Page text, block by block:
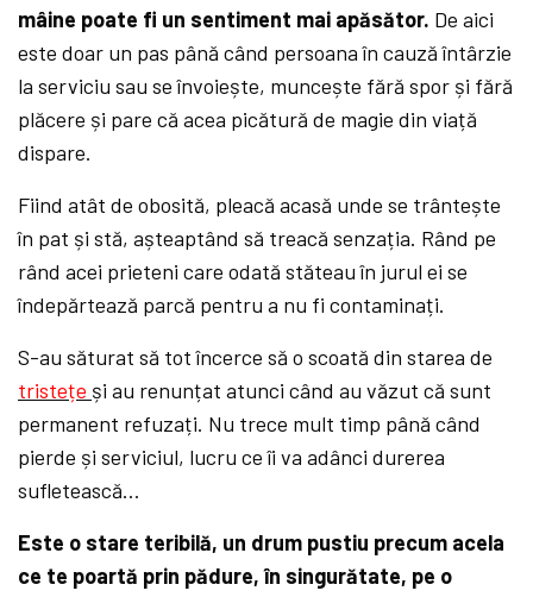
mâine poate fi un sentiment mai apăsător. De aici
este doar un pas până când persoana în cauză întârzie
la serviciu sau se învoiește, muncește fără spor și fără
plăcere și pare că acea picătură de magie din viață
dispare.
Fiind atât de obosită, pleacă acasă unde se trântește
în pat și stă, așteaptând să treacă senzația. Rând pe
rând acei prieteni care odată stăteau în jurul ei se
îndepărtează parcă pentru a nu fi contaminați.
S-au săturat să tot încerce să o scoată din starea de
tristețe și au renunțat atunci când au văzut că sunt
permanent refuzați. Nu trece mult timp până când
pierde și serviciul, lucru ce îi va adânci durerea
sufletească…
Este o stare teribilă, un drum pustiu precum acela
ce te poartă prin pădure, în singurătate, pe o